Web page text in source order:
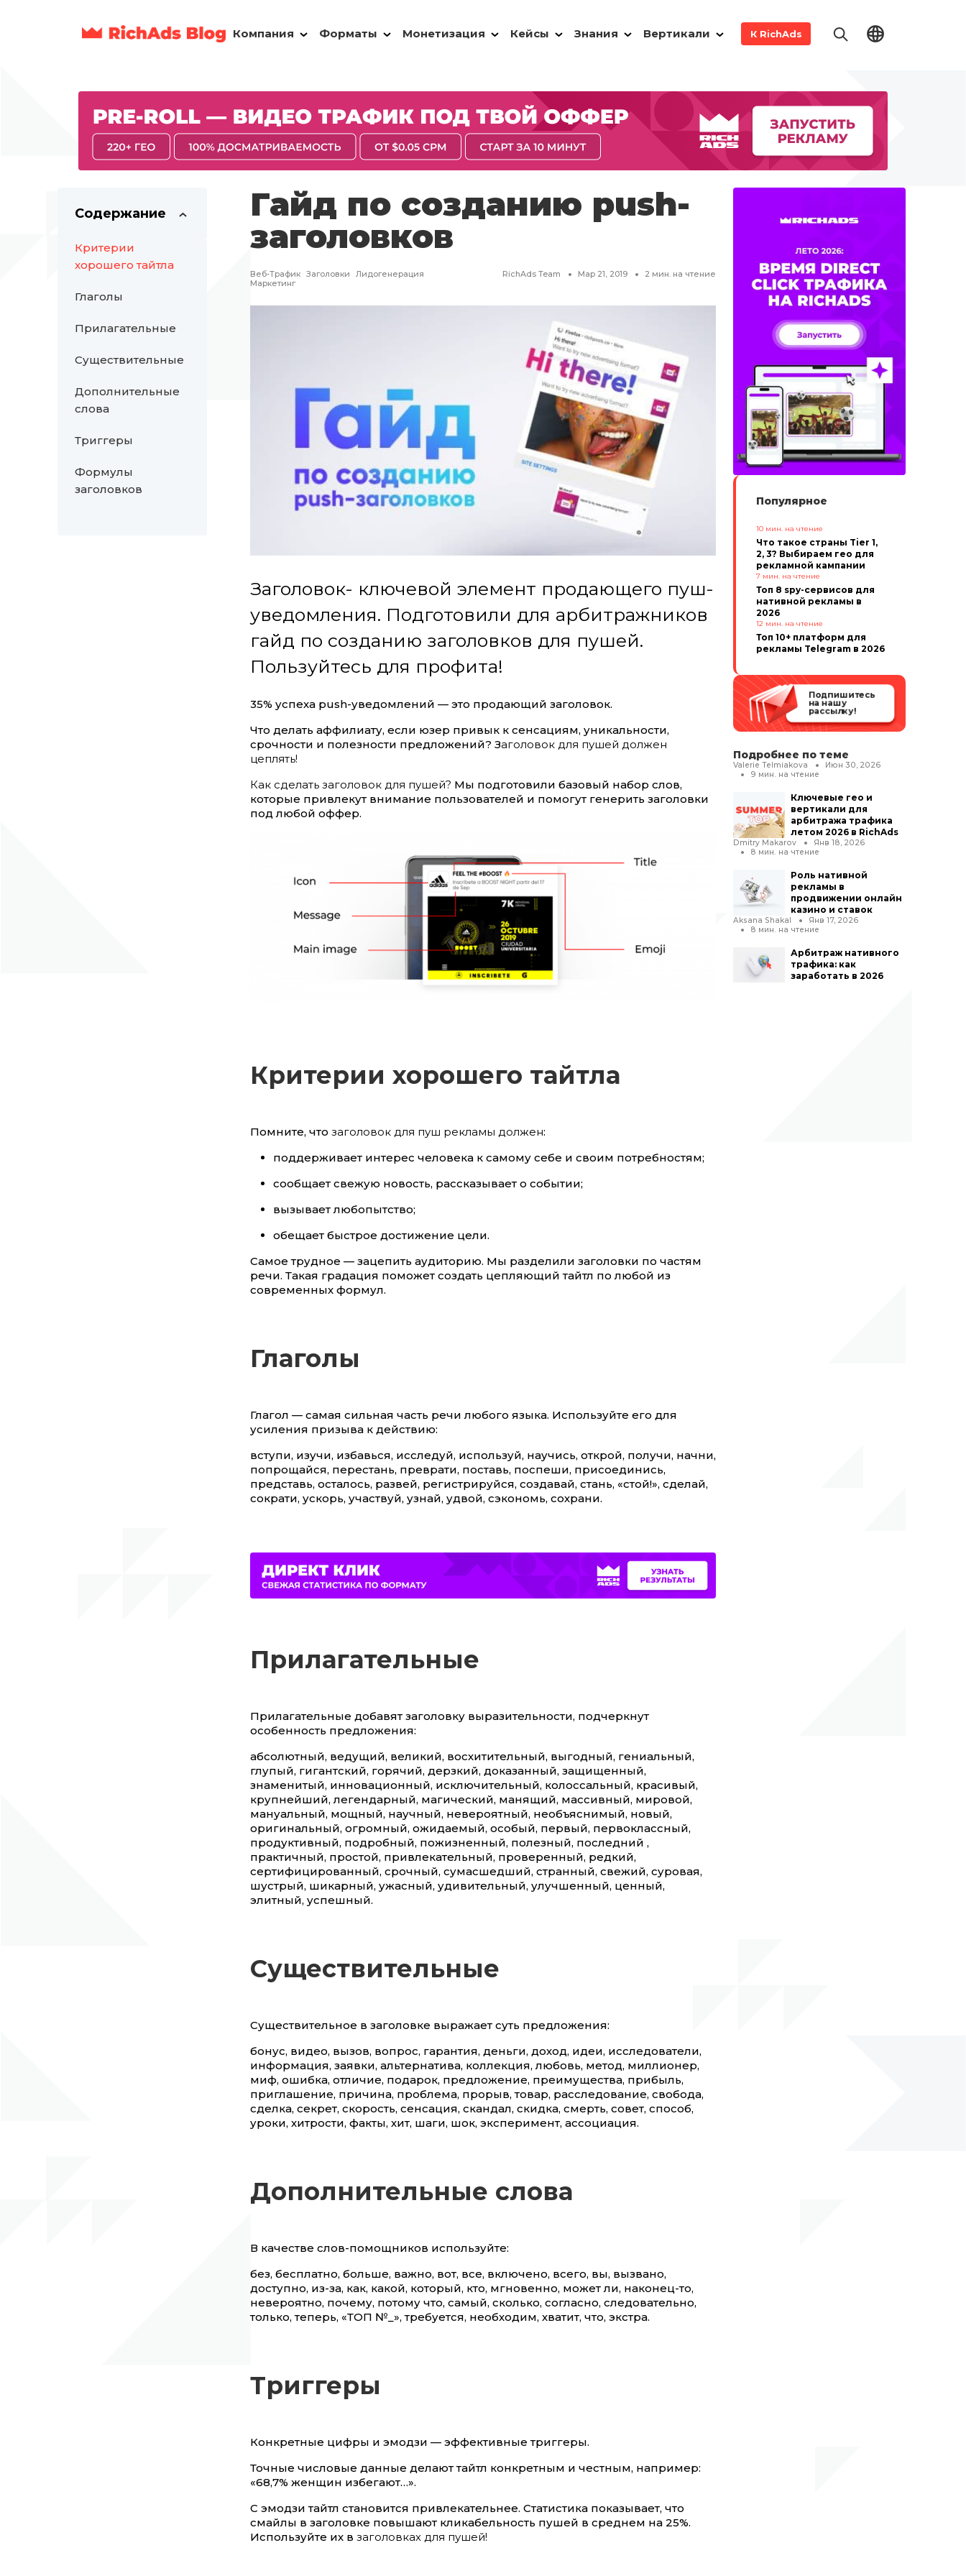
Компания Форматы Монетизация Кейсы Знания Вертикали К RichAds
Содержание
Критерии
хорошего тайтла
Глаголы
Прилагательные
Существительные
Дополнительные
слова
Триггеры
Формулы
заголовков
Гайд по созданию push-
заголовков
Веб-Трафик Заголовки
Лидогенерация
Маркетинг
RichAds Team Мар 21, 2019 2 мин. на чтение
Заголовок- ключевой элемент продающего пуш-
уведомления. Подготовили для арбитражников
гайд по созданию заголовков для пушей.
Пользуйтесь для профита!
35% успеха push-уведомлений — это продающий заголовок.
Что делать аффилиату, если юзер привык к сенсациям, уникальности,
срочности и полезности предложений? Заголовок для пушей должен
цеплять!
Как сделать заголовок для пушей? Мы подготовили базовый набор слов,
которые привлекут внимание пользователей и помогут генерить заголовки
под любой оффер.
Критерии хорошего тайтла
Помните, что заголовок для пуш рекламы должен:
поддерживает интерес человека к самому себе и своим потребностям;
сообщает свежую новость, рассказывает о событии;
вызывает любопытство;
обещает быстрое достижение цели.
Самое трудное — зацепить аудиторию. Мы разделили заголовки по частям
речи. Такая градация поможет создать цепляющий тайтл по любой из
современных формул.
Глаголы
Глагол — самая сильная часть речи любого языка. Используйте его для
усиления призыва к действию:
вступи, изучи, избавься, исследуй, используй, научись, открой, получи, начни,
попрощайся, перестань, преврати, поставь, поспеши, присоединись,
представь, осталось, развей, регистрируйся, создавай, стань, «стой!», сделай,
сократи, ускорь, участвуй, узнай, удвой, сэкономь, сохрани.
Прилагательные
Прилагательные добавят заголовку выразительности, подчеркнут
особенность предложения:
абсолютный, ведущий, великий, восхитительный, выгодный, гениальный,
глупый, гигантский, горячий, дерзкий, доказанный, защищенный,
знаменитый, инновационный, исключительный, колоссальный, красивый,
крупнейший, легендарный, магический, манящий, массивный, мировой,
мануальный, мощный, научный, невероятный, необъяснимый, новый,
оригинальный, огромный, ожидаемый, особый, первый, первоклассный,
продуктивный, подробный, пожизненный, полезный, последний ,
практичный, простой, привлекательный, проверенный, редкий,
сертифицированный, срочный, сумасшедший, странный, свежий, суровая,
шустрый, шикарный, ужасный, удивительный, улучшенный, ценный,
элитный, успешный.
Существительные
Существительное в заголовке выражает суть предложения:
бонус, видео, вызов, вопрос, гарантия, деньги, доход, идеи, исследователи,
информация, заявки, альтернатива, коллекция, любовь, метод, миллионер,
миф, ошибка, отличие, подарок, предложение, преимущества, прибыль,
приглашение, причина, проблема, прорыв, товар, расследование, свобода,
сделка, секрет, скорость, сенсация, скандал, скидка, смерть, совет, способ,
уроки, хитрости, факты, хит, шаги, шок, эксперимент, ассоциация.
Дополнительные слова
В качестве слов-помощников используйте:
без, бесплатно, больше, важно, вот, все, включено, всего, вы, вызвано,
доступно, из-за, как, какой, который, кто, мгновенно, может ли, наконец-то,
невероятно, почему, потому что, самый, сколько, согласно, следовательно,
только, теперь, «ТОП №_», требуется, необходим, хватит, что, экстра.
Триггеры
Конкретные цифры и эмодзи — эффективные триггеры.
Точные числовые данные делают тайтл конкретным и честным, например:
«68,7% женщин избегают…».
С эмодзи тайтл становится привлекательнее. Статистика показывает, что
смайлы в заголовке повышают кликабельность пушей в среднем на 25%.
Используйте их в заголовках для пушей!
Популярное
10 мин. на чтение
Что такое страны Tier 1,
2, 3? Выбираем гео для
рекламной кампании
7 мин. на чтение
Топ 8 spy-сервисов для
нативной рекламы в
2026
12 мин. на чтение
Топ 10+ платформ для
рекламы Telegram в 2026
Подпишитесь
на нашу
рассылку!
Подробнее по теме
Valerie Telmiakova
Июн 30, 2026
9 мин. на чтение
Ключевые гео и
вертикали для
арбитража трафика
летом 2026 в RichAds
Dmitry Makarov
Янв 18, 2026
8 мин. на чтение
Роль нативной
рекламы в
продвижении онлайн
казино и ставок
Aksana Shakal
Янв 17, 2026
8 мин. на чтение
Арбитраж нативного
трафика: как
заработать в 2026